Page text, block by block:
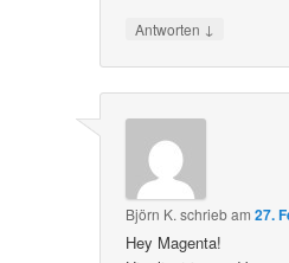
Antworten ↓
Björn K. schriebam27.
Hey Magenta!